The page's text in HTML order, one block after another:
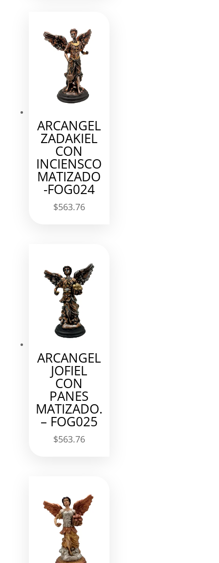
ARCANGEL
ZADAKIEL
CON
INCIENSCO
MATIZADO
-FOG024
$563.76
ARCANGEL
JOFIEL
CON
PANES
MATIZADO.
– FOG025
$563.76